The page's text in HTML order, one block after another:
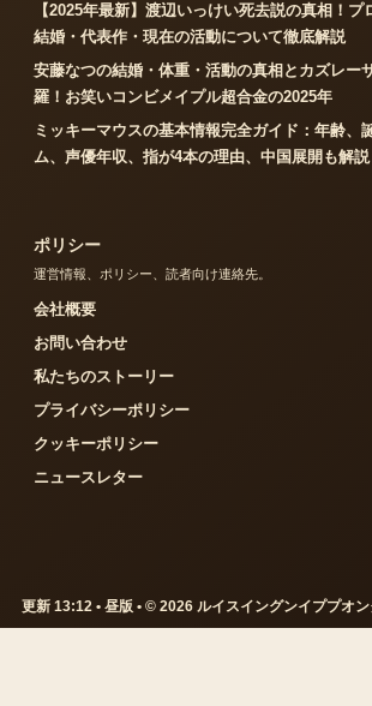
【2025年最新】渡辺いっけい死去説の真相！プ
結婚・代表作・現在の活動について徹底解説
安藤なつの結婚・体重・活動の真相とカズレー
羅！お笑いコンビメイプル超合金の2025年
ミッキーマウスの基本情報完全ガイド：年齢、
ム、声優年収、指が4本の理由、中国展開も解説
ポリシー
運営情報、ポリシー、読者向け連絡先。
会社概要
お問い合わせ
私たちのストーリー
プライバシーポリシー
クッキーポリシー
ニュースレター
更新 13:12 • 昼版 • © 2026 ルイスイングンイププオ